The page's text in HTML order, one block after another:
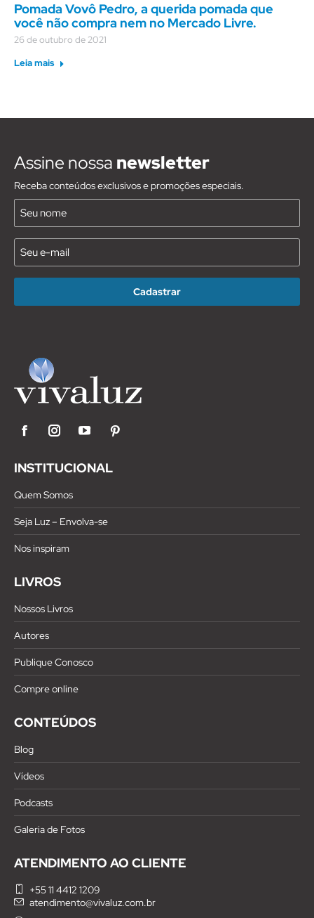
Pomada Vovô Pedro, a querida pomada que
você não compra nem no Mercado Livre.
26 de outubro de 2021
Leia mais
Assine nossa newsletter
Receba conteúdos exclusivos e promoções especiais.
Nome
E-
mail
(Requirido)
FacebookInstagramYouTube
INSTITUCIONAL
Quem Somos
Seja Luz – Envolva-se
Nos inspiram
LIVROS
Nossos Livros
Autores
Publique Conosco
Compre online
CONTEÚDOS
Blog
Vídeos
Podcasts
Galeria de Fotos
ATENDIMENTO AO CLIENTE
+55 11 4412 1209
atendimento@vivaluz.com.br